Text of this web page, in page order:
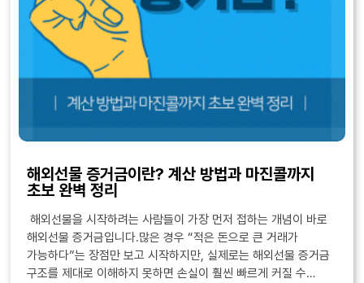
해외선물 증거금이란? 계산 방법과 마진콜까지
초보 완벽 정리
해외선물을 시작하려는 사람들이 가장 먼저 접하는 개념이 바로
해외선물 증거금입니다.많은 경우 “적은 돈으로 큰 거래가
가능하다”는 장점만 보고 시작하지만, 실제로는 해외선물 증거금
구조를 제대로 이해하지 못하면 손실이 훨씬 빠르게 커질 수